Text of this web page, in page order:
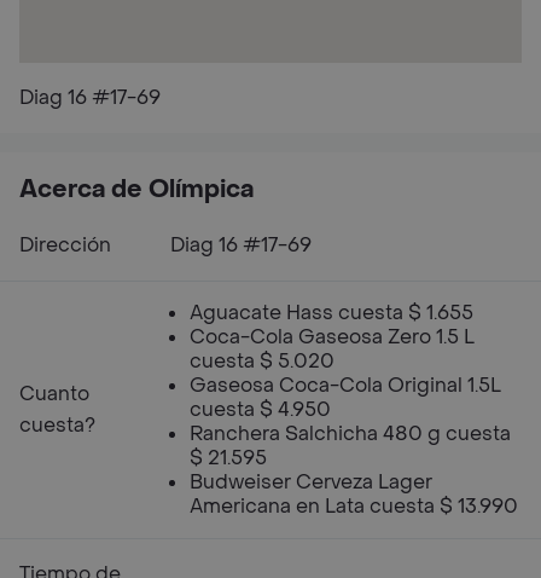
Diag 16 #17-69
Acerca de Olímpica
Dirección Diag 16 #17-69
Cuanto
cuesta?
Aguacate Hass cuesta $ 1.655
Coca-Cola Gaseosa Zero 1.5 L
cuesta $ 5.020
Gaseosa Coca-Cola Original 1.5L
cuesta $ 4.950
Ranchera Salchicha 480 g cuesta
$ 21.595
Budweiser Cerveza Lager
Americana en Lata cuesta $ 13.990